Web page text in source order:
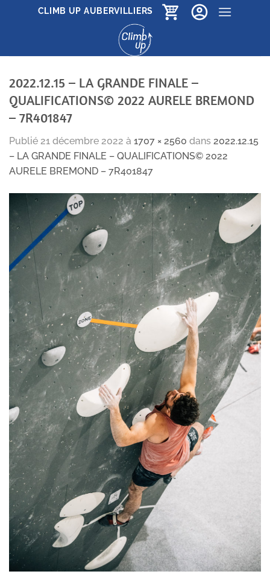
CLIMB UP AUBERVILLIERS
2022.12.15 – LA GRANDE FINALE –
QUALIFICATIONS© 2022 AURELE BREMOND
– 7R401847
Publié 21 décembre 2022 à 1707 × 2560 dans 2022.12.15
– LA GRANDE FINALE – QUALIFICATIONS© 2022
AURELE BREMOND – 7R401847